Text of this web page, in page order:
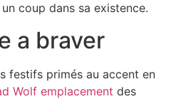
coup dans sa existence.
a braver
festifs primés au accent en
Wolf emplacement des